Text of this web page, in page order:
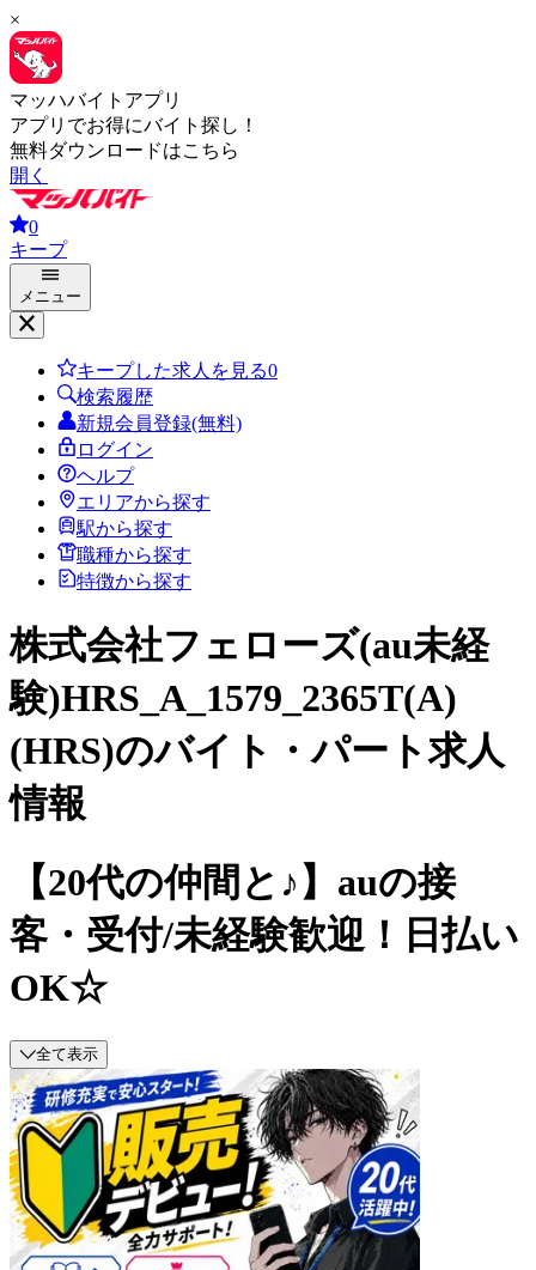
×
マッハバイトアプリ
アプリでお得にバイト探し！
無料ダウンロードはこちら
開く
0
キープ
メニュー
キープした求人を見る0
検索履歴
新規会員登録(無料)
ログイン
ヘルプ
エリアから探す
駅から探す
職種から探す
特徴から探す
株式会社フェローズ(au未経
験)HRS_A_1579_2365T(A)
(HRS)のバイト・パート求人
情報
【20代の仲間と♪】auの接
客・受付/未経験歓迎！日払い
OK☆
全て表示